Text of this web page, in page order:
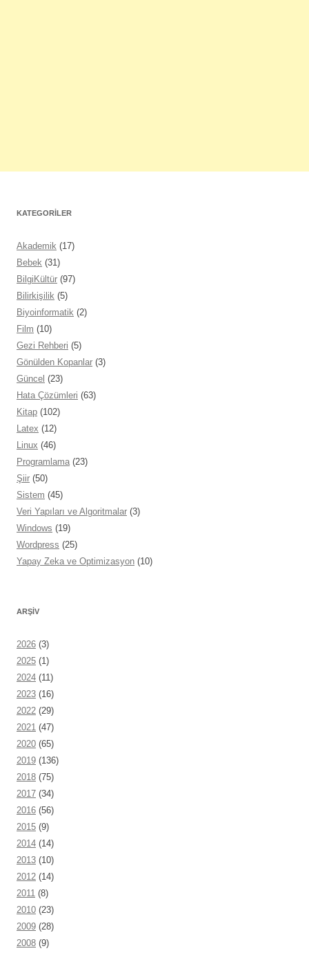
KATEGORILER
Akademik (17)
Bebek (31)
BilgiKültür (97)
Bilirkişilik (5)
Biyoinformatik (2)
Film (10)
Gezi Rehberi (5)
Gönülden Kopanlar (3)
Güncel (23)
Hata Çözümleri (63)
Kitap (102)
Latex (12)
Linux (46)
Programlama (23)
Şiir (50)
Sistem (45)
Veri Yapıları ve Algoritmalar (3)
Windows (19)
Wordpress (25)
Yapay Zeka ve Optimizasyon (10)
ARŞIV
2026 (3)
2025 (1)
2024 (11)
2023 (16)
2022 (29)
2021 (47)
2020 (65)
2019 (136)
2018 (75)
2017 (34)
2016 (56)
2015 (9)
2014 (14)
2013 (10)
2012 (14)
2011 (8)
2010 (23)
2009 (28)
2008 (9)